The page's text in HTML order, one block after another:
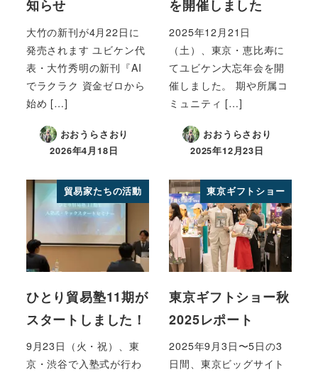
知らせ
大竹の新刊が4月22日に
発売されます ユビケン代
表・大竹秀明の新刊『AI
でラクラク 資金ゼロから
始め […]
おおうらさおり
2026年4月18日
を開催しました
2025年12月21日
（土）、東京・恵比寿に
てユビケン大忘年会を開
催しました。 期や所属コ
ミュニティ […]
おおうらさおり
2025年12月23日
貿易家たちの活動
ひとり貿易塾11期が
スタートしました！
9月23日（火・祝）、東
京・渋谷で入塾式が行わ
東京ギフトショー
東京ギフトショー秋
2025レポート
2025年9月3日〜5日の3
日間、東京ビッグサイト